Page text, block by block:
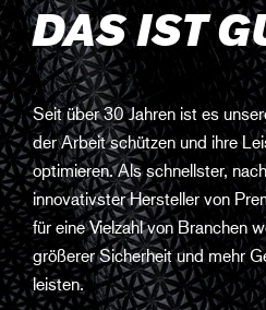
DAS IST
Seit über 30 Jahren ist es
der Arbeit schützen und ihre
optimieren. Als schnellster,
innovativster Hersteller von
für eine Vielzahl von Branchen
größerer Sicherheit und mehr
leisten.